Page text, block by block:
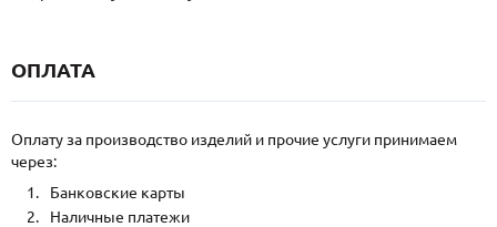
ОПЛАТА
Оплату за производство изделий и прочие услуги принимаем
через:
Банковские карты
Наличные платежи